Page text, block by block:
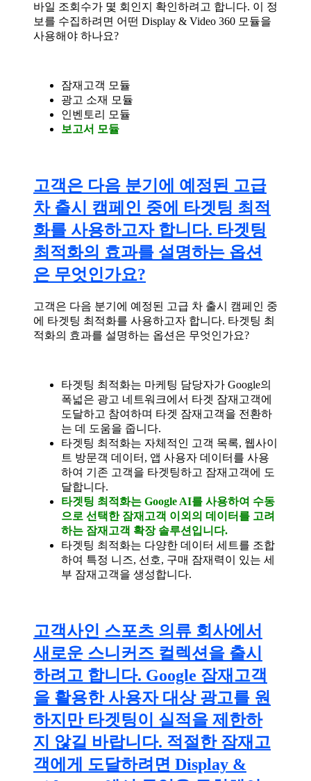
바일 조회수가 몇 회인지 확인하려고 합니다. 이 정
보를 수집하려면 어떤 Display & Video 360 모듈을
사용해야 하나요?
잠재고객 모듈
광고 소재 모듈
인벤토리 모듈
보고서 모듈
고객은 다음 분기에 예정된 고급
차 출시 캠페인 중에 타겟팅 최적
화를 사용하고자 합니다. 타겟팅
최적화의 효과를 설명하는 옵션
은 무엇인가요?
고객은 다음 분기에 예정된 고급 차 출시 캠페인 중
에 타겟팅 최적화를 사용하고자 합니다. 타겟팅 최
적화의 효과를 설명하는 옵션은 무엇인가요?
타겟팅 최적화는 마케팅 담당자가 Google의
폭넓은 광고 네트워크에서 타겟 잠재고객에
도달하고 참여하며 타겟 잠재고객을 전환하
는 데 도움을 줍니다.
타겟팅 최적화는 자체적인 고객 목록, 웹사이
트 방문객 데이터, 앱 사용자 데이터를 사용
하여 기존 고객을 타겟팅하고 잠재고객에 도
달합니다.
타겟팅 최적화는 Google AI를 사용하여 수동
으로 선택한 잠재고객 이외의 데이터를 고려
하는 잠재고객 확장 솔루션입니다.
타겟팅 최적화는 다양한 데이터 세트를 조합
하여 특정 니즈, 선호, 구매 잠재력이 있는 세
부 잠재고객을 생성합니다.
고객사인 스포츠 의류 회사에서
새로운 스니커즈 컬렉션을 출시
하려고 합니다. Google 잠재고객
을 활용한 사용자 대상 광고를 원
하지만 타겟팅이 실적을 제한하
지 않길 바랍니다. 적절한 잠재고
객에게 도달하려면 Display &